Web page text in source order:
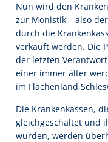
Nun wird den
zur Monistik – also
durch die
verkauft werden. Die
der letzten
einer immer älter
im Flächenland
Die Krankenkassen,
gleichgeschaltet und
wurden, werden